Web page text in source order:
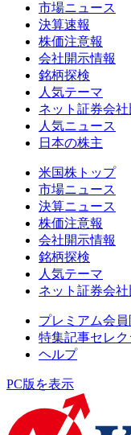
市場ニュース
決算速報
株価注意報
会社開示情報
銘柄探検
人気テーマ
ネット証券会社
人気ニュース
日本の株主
米国株トップ
市場ニュース
決算ニュース
株価注意報
会社開示情報
銘柄探検
人気テーマ
ネット証券会社
プレミアム会
特集記事セレク
ヘルプ
PC版を表示